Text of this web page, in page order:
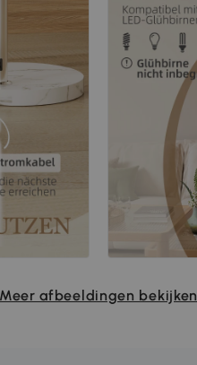
Meer afbeeldingen bekijken